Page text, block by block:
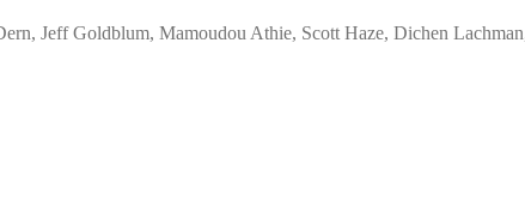
Jeff Goldblum, Mamoudou Athie, Scott Haze, Dichen